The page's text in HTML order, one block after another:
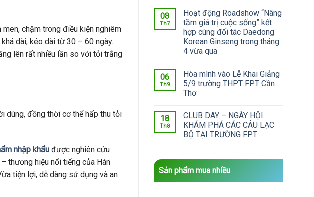
chậm trong điều kiện nghiêm
dài, kéo dài từ 30 – 60 ngày.
lên rất nhiều lần so với tỏi trắng
dùng, đồng thời cơ thể hấp thu tỏi
nhập khẩu được nghiên cứu
thương hiệu nổi tiếng của Hàn
tiện lợi, dễ dàng sử dụng và an
08
Th7
Hoạt động Roadshow “Nâng
tầm giá trị cuộc sống” kết
hợp cùng đối tác Daedong
Korean Ginseng trong tháng
4 vừa qua
06
Th9
Hòa mình vào Lễ Khai Giảng
5/9 trường THPT FPT Cần
Thơ
18
Th8
CLUB DAY – NGÀY HỘI
KHÁM PHÁ CÁC CÂU LẠC
BỘ TẠI TRƯỜNG FPT
Sản phẩm mua nhiều